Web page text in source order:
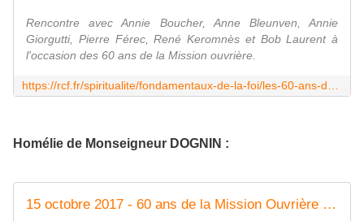
Rencontre avec Annie Boucher, Anne Bleunven, Annie
Giorgutti, Pierre Férec, René Keromnès et Bob Laurent à
l'occasion des 60 ans de la Mission ouvrière.
Homélie de Monseigneur DOGNIN :
15 octobre 2017 - 60 ans de la Mission Ouvrière - Châteaulin - Diocèse de Quimper